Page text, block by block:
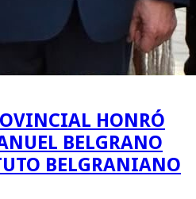
HONRÓ
BELGRANO
BELGRANIANO